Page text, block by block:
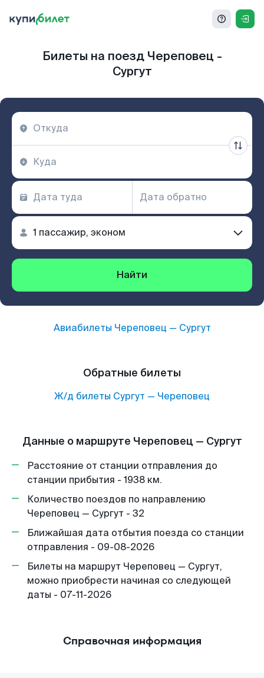
Билеты на поезд Череповец -
Сургут
Найти
Авиабилеты Череповец — Сургут
Обратные билеты
Ж/д билеты Сургут — Череповец
Данные о маршруте Череповец — Сургут
Расстояние от станции отправления до
станции прибытия - 1938 км.
Количество поездов по направлению
Череповец — Сургут - 32
Ближайшая дата отбытия поезда со станции
отправления - 09-08-2026
Билеты на маршрут Череповец — Сургут,
можно приобрести начиная со следующей
даты - 07-11-2026
Справочная информация